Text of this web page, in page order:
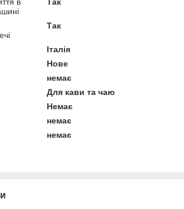
в
Так
Так
Італія
Нове
немає
Для кави та чаю
Немає
немає
немає